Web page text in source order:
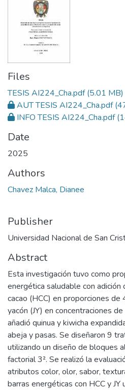
Files
TESIS AI224_Cha.pdf(5.01 MB)
AUT TESIS AI224_Cha.pdf
INFO TESIS AI224_Cha.pdf
Date
2025
Authors
Chavez Malca, Dianee
Publisher
Universidad Nacional de San
Abstract
Esta investigación tuvo como
energética saludable con adición
cacao (HCC) en proporciones
yacón (JY) en concentraciones
añadió quinua y kiwicha
abeja y pasas. Se diseñaron 9
utilizando un diseño de bloques
factorial 3². Se realizó la
atributos color, olor, sabor,
barras energéticas con HCC y JY